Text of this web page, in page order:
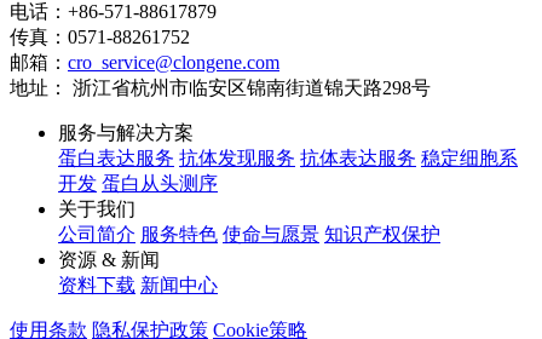
电话：+86-571-88617879
传真：0571-88261752
邮箱： cro_service@clongene.com
地址： 浙江省杭州市临安区锦南街道锦天路298号
服务与解决方案
蛋白表达服务 抗体发现服务 抗体表达服务 稳定细胞系
开发 蛋白从头测序
关于我们
公司简介 服务特色 使命与愿景 知识产权保护
资源 & 新闻
资料下载 新闻中心
使用条款 隐私保护政策 Cookie策略